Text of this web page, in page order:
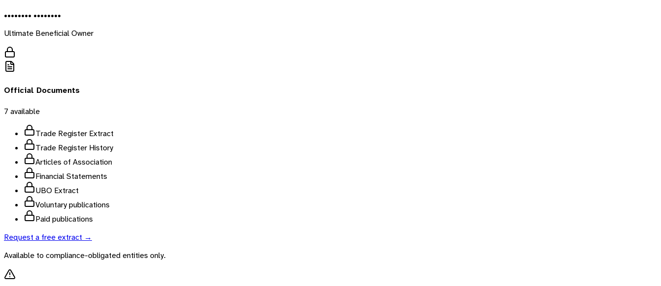
•••••••• ••••••••
Ultimate Beneficial Owner
Official Documents
7 available
Trade Register Extract
Trade Register History
Articles of Association
Financial Statements
UBO Extract
Voluntary publications
Paid publications
Request a free extract →
Available to compliance-obligated entities only.